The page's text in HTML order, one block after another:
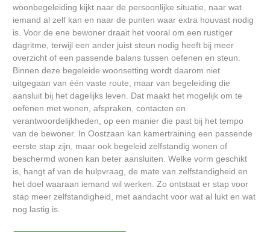
woonbegeleiding kijkt naar de persoonlijke situatie, naar wat
iemand al zelf kan en naar de punten waar extra houvast nodig
is. Voor de ene bewoner draait het vooral om een rustiger
dagritme, terwijl een ander juist steun nodig heeft bij meer
overzicht of een passende balans tussen oefenen en steun.
Binnen deze begeleide woonsetting wordt daarom niet
uitgegaan van één vaste route, maar van begeleiding die
aansluit bij het dagelijks leven. Dat maakt het mogelijk om te
oefenen met wonen, afspraken, contacten en
verantwoordelijkheden, op een manier die past bij het tempo
van de bewoner. In Oostzaan kan kamertraining een passende
eerste stap zijn, maar ook begeleid zelfstandig wonen of
beschermd wonen kan beter aansluiten. Welke vorm geschikt
is, hangt af van de hulpvraag, de mate van zelfstandigheid en
het doel waaraan iemand wil werken. Zo ontstaat er stap voor
stap meer zelfstandigheid, met aandacht voor wat al lukt en wat
nog lastig is.